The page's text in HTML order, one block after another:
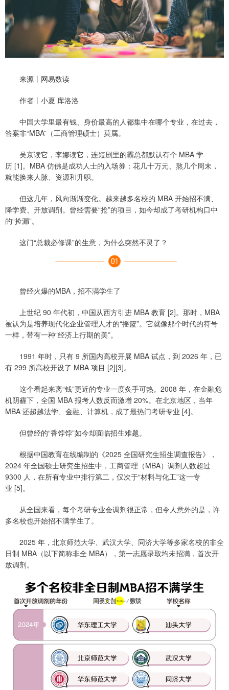
来源丨网易数读
作者丨小夏 库洛洛
中国大学里最有钱、身价最高的人都集中在哪个专业，在过去，
答案非“MBA”（工商管理硕士）莫属。
吴京读它，李娜读它，连短剧里的霸总都默认有个 MBA 学
历 [1]。MBA 仿佛是成功人士的入场券：花几十万元、熬几个周末，
就能换来人脉、资源和升职。
但这几年，风向渐渐变化。越来越多名校的 MBA 开始招不满、
降学费、开放调剂。曾经需要“抢”的项目，如今却成了考研机构口中
的“捡漏”。
这门“总裁必修课”的生意，为什么突然不灵了？
曾经火爆的MBA，招不满学生了
上世纪 90 年代初，中国从西方引进 MBA 教育 [2]。那时，MBA
被认为是培养现代化企业管理人才的“摇篮”。它就像那个时代的符号
一样，带有一种“经济上行期的美”。
1991 年时，只有 9 所国内高校开展 MBA 试点，到 2026 年，已
有 299 所高校开设了 MBA 项目 [2][3]。
这个看起来离“钱”更近的专业一度炙手可热。2008 年，在金融危
机阴霾下，全国 MBA 报考人数反而激增 20%。在北京地区，当年
MBA 还超越法学、金融、计算机，成了最热门考研专业 [4]。
但曾经的“香饽饽”如今却面临招生难题。
根据中国教育在线编制的《2025 全国研究生招生调查报告》，
2024 年全国硕士研究生招生中，工商管理（MBA）调剂人数超过
9300 人，在所有专业中排行第二，仅次于“材料与化工”这一专
业 [5]。
从全国来看，每个考研专业会调剂很正常，但令人意外的是，许
多名校也开始招不满学生了。
2025 年，北京师范大学、武汉大学、同济大学等多家名校的非全
日制 MBA（以下简称非全 MBA），第一志愿录取均未招满，首次开
放调剂。